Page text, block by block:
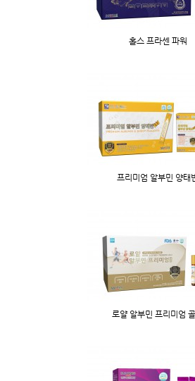
홀스 프라센 파워
프리미엄 알부민 양태
로얄 알부민 프리미엄